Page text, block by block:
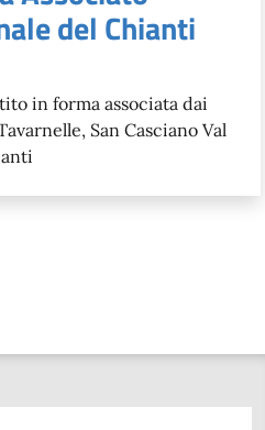
del Chianti
in forma associata dai
San Casciano Val